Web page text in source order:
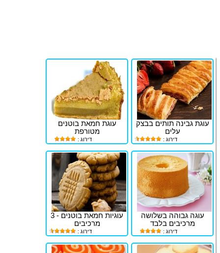
עוגת גבינה תותים בבצק
עלים
דירוג :
עוגת חמאת בוטנים
מטורפת
דירוג :
עוגה גבוהה בשלושה
מרכיבים בלבד
דירוג :
עוגיות חמאת בוטנים - 3
מרכיבים
דירוג :